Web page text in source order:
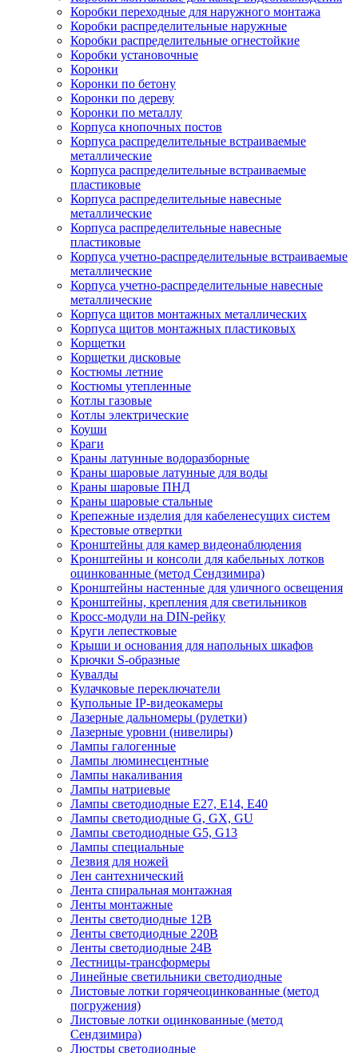
Коробки переходные для наружного монтажа
Коробки распределительные наружные
Коробки распределительные огнестойкие
Коробки установочные
Коронки
Коронки по бетону
Коронки по дереву
Коронки по металлу
Корпуса кнопочных постов
Корпуса распределительные встраиваемые
металлические
Корпуса распределительные встраиваемые
пластиковые
Корпуса распределительные навесные
металлические
Корпуса распределительные навесные
пластиковые
Корпуса учетно-распределительные встраиваемые
металлические
Корпуса учетно-распределительные навесные
металлические
Корпуса щитов монтажных металлических
Корпуса щитов монтажных пластиковых
Корщетки
Корщетки дисковые
Костюмы летние
Костюмы утепленные
Котлы газовые
Котлы электрические
Коуши
Краги
Краны латунные водоразборные
Краны шаровые латунные для воды
Краны шаровые ПНД
Краны шаровые стальные
Крепежные изделия для кабеленесущих систем
Крестовые отвертки
Кронштейны для камер видеонаблюдения
Кронштейны и консоли для кабельных лотков
оцинкованные (метод Сендзимира)
Кронштейны настенные для уличного освещения
Кронштейны, крепления для светильников
Кросс-модули на DIN-рейку
Круги лепестковые
Крыши и основания для напольных шкафов
Крючки S-образные
Кувалды
Кулачковые переключатели
Купольные IP-видеокамеры
Лазерные дальномеры (рулетки)
Лазерные уровни (нивелиры)
Лампы галогенные
Лампы люминесцентные
Лампы накаливания
Лампы натриевые
Лампы светодиодные E27, E14, E40
Лампы светодиодные G, GX, GU
Лампы светодиодные G5, G13
Лампы специальные
Лезвия для ножей
Лен сантехнический
Лента спиральная монтажная
Ленты монтажные
Ленты светодиодные 12В
Ленты светодиодные 220В
Ленты светодиодные 24В
Лестницы-трансформеры
Линейные светильники светодиодные
Листовые лотки горячеоцинкованные (метод
погружения)
Листовые лотки оцинкованные (метод
Сендзимира)
Люстры светодиодные